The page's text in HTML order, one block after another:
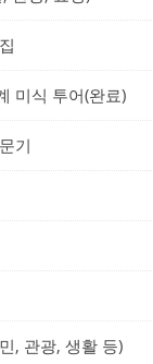
미식 투어(완료)
기
, 관광, 생활 등)